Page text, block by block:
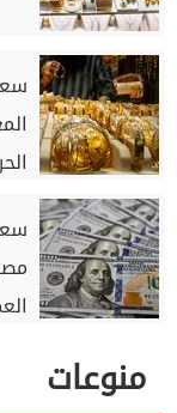
منوعات